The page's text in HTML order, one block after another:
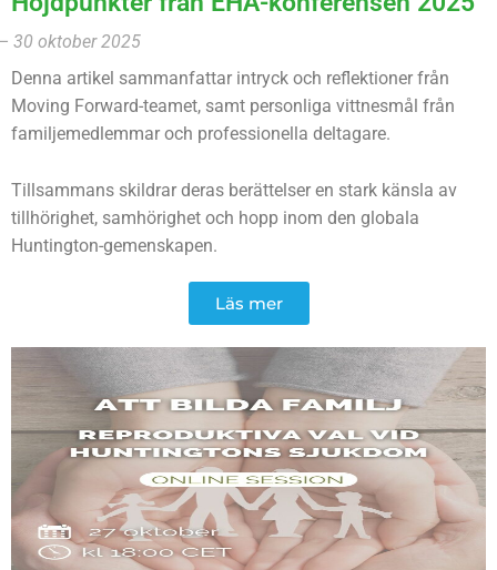
30 oktober 2025
Denna artikel sammanfattar intryck och reflektioner från
Moving Forward-teamet, samt personliga vittnesmål från
familjemedlemmar och professionella deltagare.
Tillsammans skildrar deras berättelser en stark känsla av
tillhörighet, samhörighet och hopp inom den globala
Huntington-gemenskapen.
Läs mer